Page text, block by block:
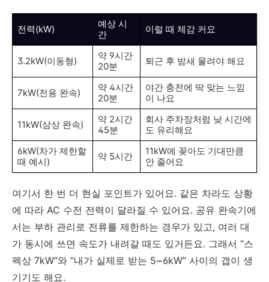
전력(kW)
예상 시
간
이럴 때 체감 커요
3.2kW(이동형)
약 9시간
20분
퇴근 후 밤새 물려야 해요
7kW(전용 완속)
약 4시간
20분
야간 충전에 딱 맞는 느낌
이 나요
11kW(삼상 완속)
약 2시간
45분
회사 주차장처럼 낮 시간에
도 유리해요
6kW(차가 제한할
때 예시)
약 5시간
11kW에 꽂아도 기대만큼
안 줄어요
여기서 한 번 더 현실 포인트가 있어요. 같은 차라도 상황
에 따라 AC 수전 전력이 달라질 수 있어요. 공유 완속기에
서는 부하 관리로 전류를 제한하는 경우가 있고, 여러 대
가 동시에 쓰면 속도가 내려갈 때도 있거든요. 그래서 “스
펙상 7kW”와 “내가 실제로 받는 5~6kW” 사이의 갭이 생
기기도 해요.